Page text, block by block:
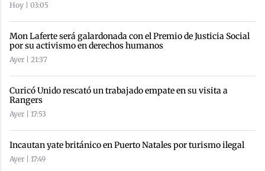
Hoy | 03:05
Mon Laferte será galardonada con el Premio de Justicia Social
por su activismo en derechos humanos
Ayer | 21:37
Curicó Unido rescató un trabajado empate en su visita a
Rangers
Ayer | 17:53
Incautan yate británico en Puerto Natales por turismo ilegal
Ayer | 17:49